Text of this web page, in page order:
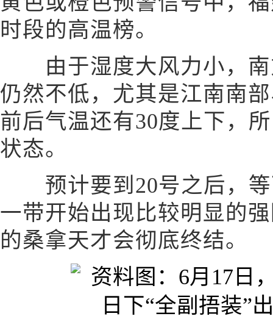
时段的高温榜。
由于湿度大风力小，南
仍然不低，尤其是江南南
前后气温还有30度上下，
状态。
预计要到20号之后，等
一带开始出现比较明显的
的桑拿天才会彻底终结。